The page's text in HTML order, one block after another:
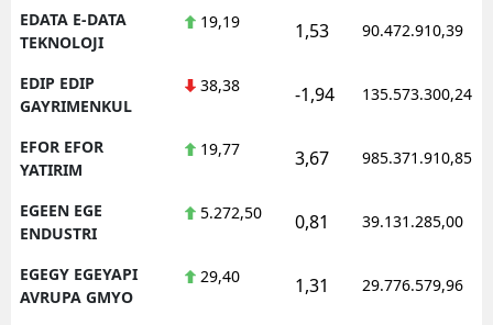
EDATA E-DATA
TEKNOLOJI
19,19 1,53 90.472.910,39
EDIP EDIP
GAYRIMENKUL
38,38 -1,94 135.573.300,24
EFOR EFOR
YATIRIM
19,77 3,67 985.371.910,85
EGEEN EGE
ENDUSTRI
5.272,50 0,81 39.131.285,00
EGEGY EGEYAPI
AVRUPA GMYO
29,40 1,31 29.776.579,96